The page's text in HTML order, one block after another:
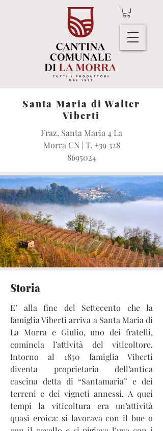
Santa Maria di Walter
Viberti
Fraz, Santa Maria 4 La
Morra CN | T. +39 328
8695024
Storia
E’ alla fine del Settecento che la
famiglia Viberti arriva a Santa Maria di
La Morra e Giulio, uno dei fratelli,
comincia l’attività del viticoltore.
Intorno al 1850 famiglia Viberti
diventa proprietaria dell’antica
cascina detta di “Santamaria” e dei
terreni e dei vigneti annessi. A quei
tempi la viticoltura era un’attività
quasi eroica: si lavorava con il bue o